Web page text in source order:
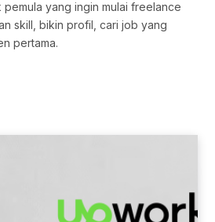
yang ingin mulai freelance
skill, bikin profil, cari job yang
pertama.